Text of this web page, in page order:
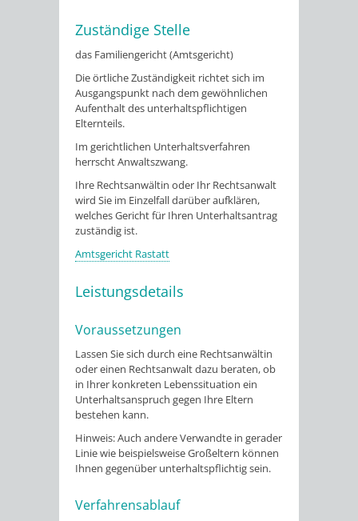
Zuständige Stelle
das Familiengericht (Amtsgericht)
Die örtliche Zuständigkeit richtet sich im
Ausgangspunkt nach dem gewöhnlichen
Aufenthalt des unterhaltspflichtigen
Elternteils.
Im gerichtlichen Unterhaltsverfahren
herrscht Anwaltszwang.
Ihre Rechtsanwältin oder Ihr Rechtsanwalt
wird Sie im Einzelfall darüber aufklären,
welches Gericht für Ihren Unterhaltsantrag
zuständig ist.
Amtsgericht Rastatt
Leistungsdetails
Voraussetzungen
Lassen Sie sich durch eine Rechtsanwältin
oder einen Rechtsanwalt dazu beraten, ob
in Ihrer konkreten Lebenssituation ein
Unterhaltsanspruch gegen Ihre Eltern
bestehen kann.
Hinweis:Auch andere Verwandte in gerader
Linie wie beispielsweise Großeltern können
Ihnen gegenüber unterhaltspflichtig sein.
Verfahrensablauf